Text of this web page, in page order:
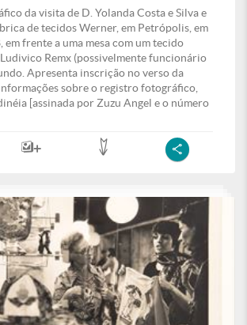
da visita de D. Yolanda Costa e Silva e
de tecidos Werner, em Petrópolis, em
em frente a uma mesa com um tecido
Remx (possivelmente funcionário
Apresenta inscrição no verso da
sobre o registro fotográfico,
[assinada por Zuzu Angel e o número